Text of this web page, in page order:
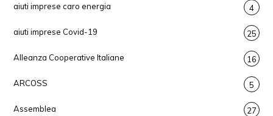
aiuti imprese caro energia 4
aiuti imprese Covid-19 25
Alleanza Cooperative Italiane 16
ARCOSS 5
Assemblea 27